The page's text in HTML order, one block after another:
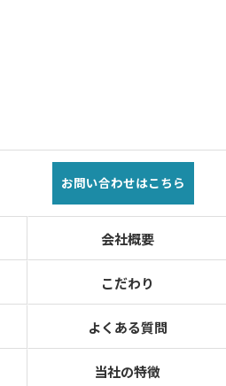
お問い合わせはこちら
会社概要
こだわり
よくある質問
当社の特徴